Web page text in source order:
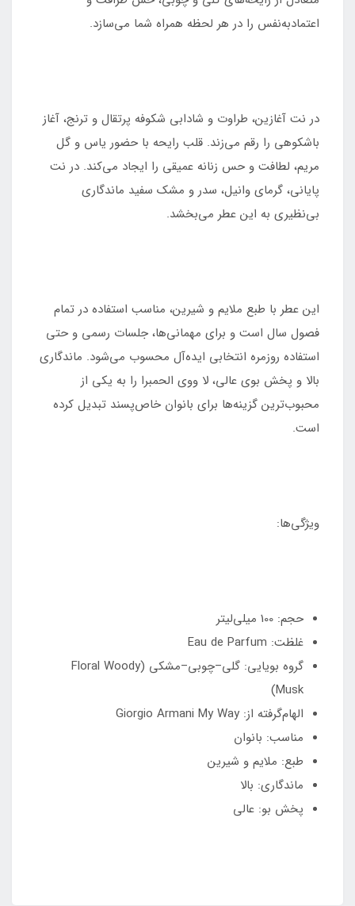
اعتمادبه‌نفس را در هر لحظه همراه شما می‌سازد.
در نت آغازین، طراوت و شادابی شکوفه پرتقال و ترنج، آغاز
باشکوهی را رقم می‌زند. قلب رایحه با حضور یاس و گل
مریم، لطافت و حس زنانه عمیقی را ایجاد می‌کند. در نت
پایانی، گرمای وانیل، سدر و مشک سفید ماندگاری
بی‌نظیری به این عطر می‌بخشد.
این عطر با طبع ملایم و شیرین، مناسب استفاده در تمام
فصول سال است و برای مهمانی‌ها، جلسات رسمی و حتی
استفاده روزمره انتخابی ایده‌آل محسوب می‌شود. ماندگاری
بالا و پخش بوی عالی، لا ووی الحمبرا را به یکی از
محبوب‌ترین گزینه‌ها برای بانوان خاص‌پسند تبدیل کرده
است.
ویژگی‌ها:
حجم: 100 میلی‌لیتر
غلظت: Eau de Parfum
گروه بویایی: گلی–چوبی–مشکی (Floral Woody
Musk)
الهام‌گرفته از: Giorgio Armani My Way
مناسب: بانوان
طبع: ملایم و شیرین
ماندگاری: بالا
پخش بو: عالی